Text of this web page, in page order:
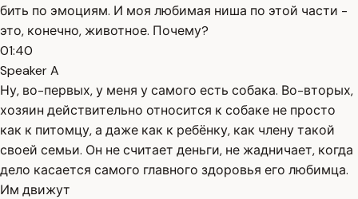
бить по эмоциям. И моя любимая ниша по этой части -
это, конечно, животное. Почему?
01:40
Speaker A
Ну, во-первых, у меня у самого есть собака. Во-вторых,
хозяин действительно относится к собаке не просто
как к питомцу, а даже как к ребёнку, как члену такой
своей семьи. Он не считает деньги, не жадничает, когда
дело касается самого главного здоровья его любимца.
Им движут